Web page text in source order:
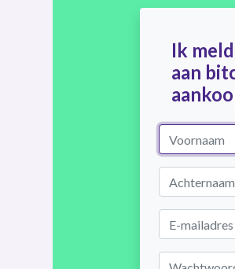
Ik
aan